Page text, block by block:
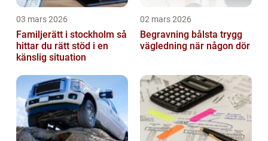
03 mars 2026
Familjerätt i stockholm så
hittar du rätt stöd i en
känslig situation
02 mars 2026
Begravning bålsta trygg
vägledning när någon dör